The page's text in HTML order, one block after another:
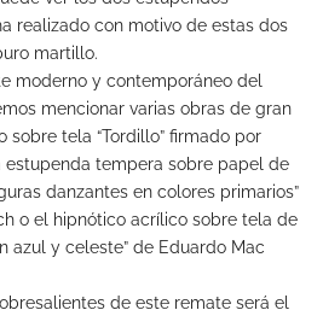
realizado con motivo de estas dos
martillo.
moderno y contemporáneo del
mencionar varias obras de gran
tela “Tordillo” firmado por
estupenda tempera sobre papel de
danzantes en colores primarios”
o el hipnótico acrílico sobre tela de
azul y celeste” de Eduardo Mac
de este remate será el